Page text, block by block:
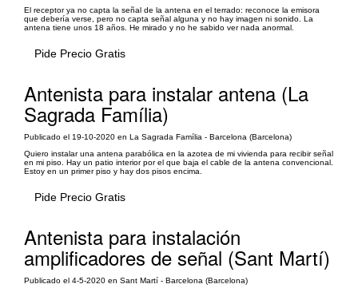
El receptor ya no capta la señal de la antena en el terrado: reconoce la emisora
que debería verse, pero no capta señal alguna y no hay imagen ni sonido. La
antena tiene unos 18 años. He mirado y no he sabido ver nada anormal.
Pide Precio Gratis
Antenista para instalar antena (La
Sagrada Família)
Publicado el 19-10-2020 en La Sagrada Família - Barcelona (Barcelona)
Quiero instalar una antena parabólica en la azotea de mi vivienda para recibir señal
en mi piso. Hay un patio interior por el que baja el cable de la antena convencional.
Estoy en un primer piso y hay dos pisos encima.
Pide Precio Gratis
Antenista para instalación
amplificadores de señal (Sant Martí)
Publicado el 4-5-2020 en Sant Martí - Barcelona (Barcelona)